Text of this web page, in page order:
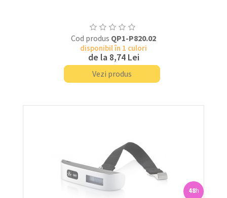
Cod produs QP1-P820.02
disponibil în 1 culori
de la 8,74 Lei
Vezi produs
48h